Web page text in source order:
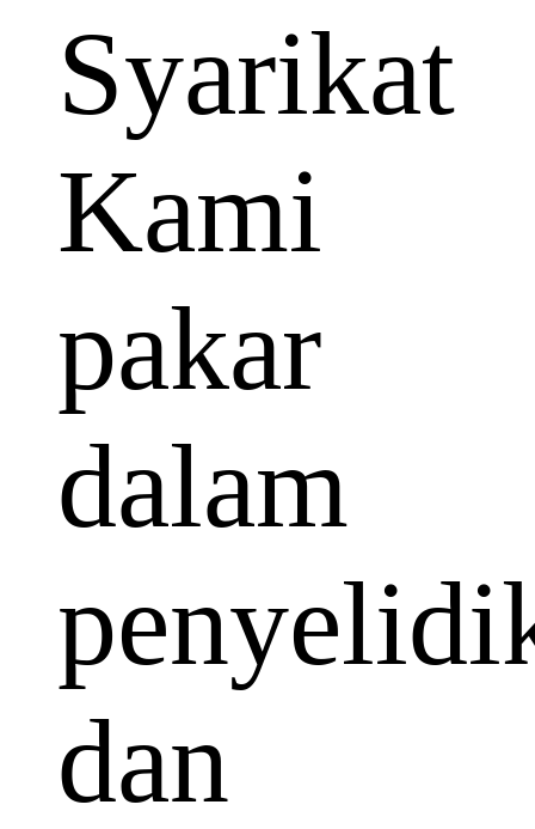
Syarikat
Kami
pakar
dalam
dan